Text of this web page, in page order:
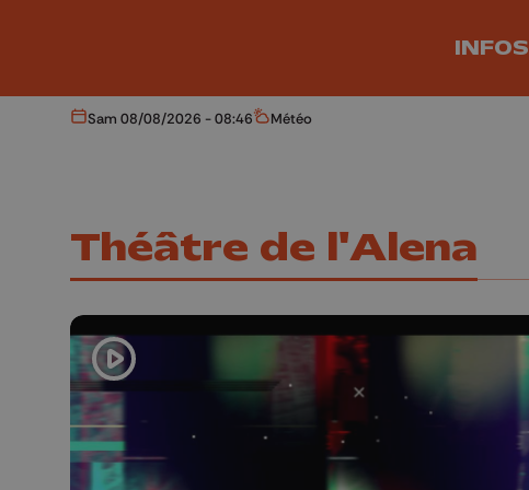
INFOS
Aujourd'hui
Sam 08/08/2026 - 08:46 Météo
Météo
Théâtre de l'Alena